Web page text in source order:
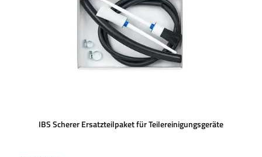
IBS Scherer Ersatzteilpaket für Teilereinigungsgeräte